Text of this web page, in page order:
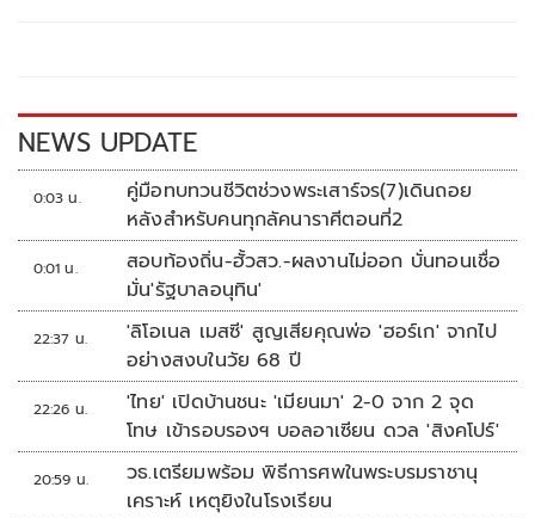
k k
NEWS UPDATE
0:03 น.
คู่มือทบทวนชีวิตช่วงพระเสาร์จร(7)เดินถอย
หลังสำหรับคนทุกลัคนาราศีตอนที่2
0:01 น.
สอบท้องถิ่น-ฮั้วสว.-ผลงานไม่ออก บั่นทอนเชื่อ
มั่น'รัฐบาลอนุทิน'
22:37 น.
'ลิโอเนล เมสซี' สูญเสียคุณพ่อ 'ฮอร์เก' จากไป
อย่างสงบในวัย 68 ปี
22:26 น.
'ไทย' เปิดบ้านชนะ 'เมียนมา' 2-0 จาก 2 จุด
โทษ เข้ารอบรองฯ บอลอาเซียน ดวล 'สิงคโปร์'
20:59 น.
วธ.เตรียมพร้อม พิธีการศพในพระบรมราชานุ
เคราะห์ เหตุยิงในโรงเรียน